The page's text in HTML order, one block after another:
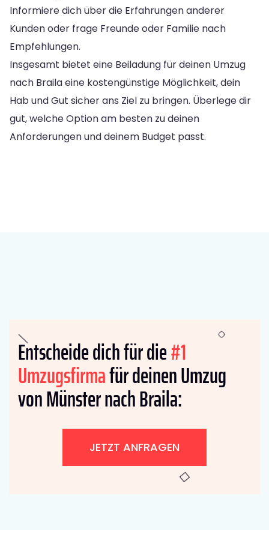
Informiere dich über die Erfahrungen anderer
Kunden oder frage Freunde oder Familie nach
Empfehlungen.
Insgesamt bietet eine Beiladung für deinen Umzug
nach Braila eine kostengünstige Möglichkeit, dein
Hab und Gut sicher ans Ziel zu bringen. Überlege dir
gut, welche Option am besten zu deinen
Anforderungen und deinem Budget passt.
Entscheide dich für die#1
Umzugsfirmafür deinen Umzug
von Münster nach Braila:
JETZT ANFRAGEN